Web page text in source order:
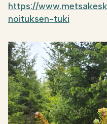
https://
noituksen-tuki